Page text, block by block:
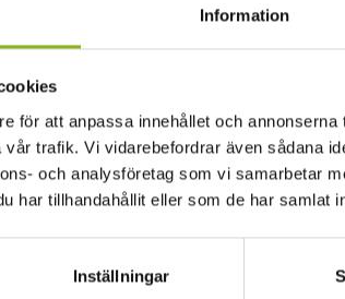
Information
för att anpassa innehållet och
trafik. Vi vidarebefordrar även sådana
och analysföretag som vi samarbetar
har tillhandahållit eller som de har samlat
Inställningar
slott med kul för både stora och
adventshelg, passa på att köpa
och matproducenter, umgås över en
goda julbuffé. Gå på julklappsjakt i
jultomten. Våra duktiga utställare
och delikatesser.